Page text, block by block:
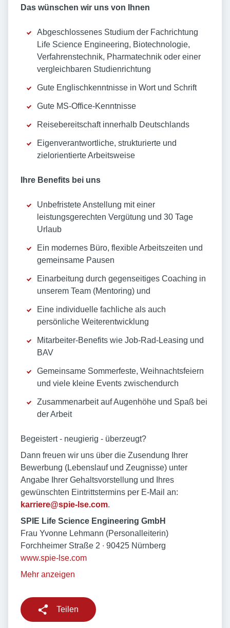
Das wünschen wir uns von Ihnen
Abgeschlossenes Studium der Fachrichtung
Life Science Engineering, Biotechnologie,
Verfahrenstechnik, Pharmatechnik oder einer
vergleichbaren Studienrichtung
Gute Englischkenntnisse in Wort und Schrift
Gute MS-Office-Kenntnisse
Reisebereitschaft innerhalb Deutschlands
Eigenverantwortliche, strukturierte und
zielorientierte Arbeitsweise
Ihre Benefits bei uns
Unbefristete Anstellung mit einer
leistungsgerechten Vergütung und 30 Tage
Urlaub
Ein modernes Büro, flexible Arbeitszeiten und
gemeinsame Pausen
Einarbeitung durch gegenseitiges Coaching in
unserem Team (Mentoring) und
Eine individuelle fachliche als auch
persönliche Weiterentwicklung
Mitarbeiter-Benefits wie Job-Rad-Leasing und
BAV
Gemeinsame Sommerfeste, Weihnachtsfeiern
und viele kleine Events zwischendurch
Zusammenarbeit auf Augenhöhe und Spaß bei
der Arbeit
Begeistert - neugierig - überzeugt?
Dann freuen wir uns über die Zusendung Ihrer
Bewerbung (Lebenslauf und Zeugnisse) unter
Angabe Ihrer Gehaltsvorstellung und Ihres
gewünschten Eintrittstermins per E-Mail an:
karriere@spie-lse.com.
SPIE Life Science Engineering GmbH
Frau Yvonne Lehmann (Personalleiterin)
Forchheimer Straße 2 ∙ 90425 Nürnberg
www.spie-lse.com
Mehr anzeigen
Teilen